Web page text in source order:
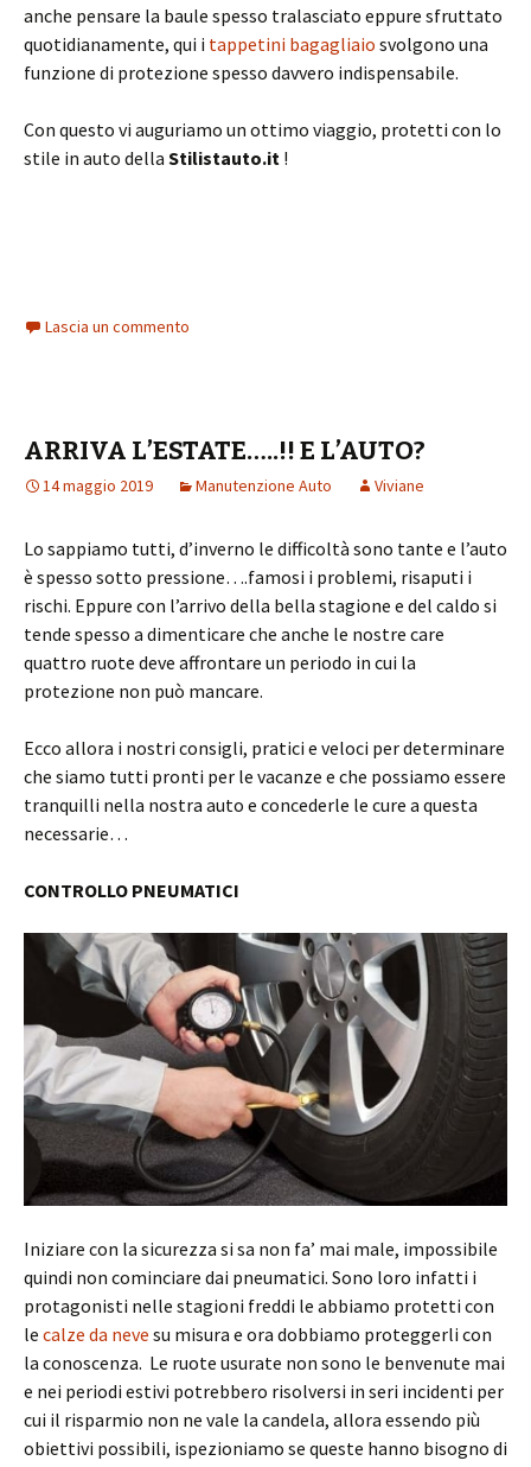
anche pensare la baule spesso tralasciato eppure sfruttato
quotidianamente, qui i tappetini bagagliaio svolgono una
funzione di protezione spesso davvero indispensabile.
Con questo vi auguriamo un ottimo viaggio, protetti con lo
stile in auto della Stilistauto.it !
Lascia un commento
ARRIVA L’ESTATE…..!! E L’AUTO?
14 maggio 2019 Manutenzione Auto Viviane
Lo sappiamo tutti, d’inverno le difficoltà sono tante e l’auto
è spesso sotto pressione….famosi i problemi, risaputi i
rischi. Eppure con l’arrivo della bella stagione e del caldo si
tende spesso a dimenticare che anche le nostre care
quattro ruote deve affrontare un periodo in cui la
protezione non può mancare.
Ecco allora i nostri consigli, pratici e veloci per determinare
che siamo tutti pronti per le vacanze e che possiamo essere
tranquilli nella nostra auto e concederle le cure a questa
necessarie…
CONTROLLO PNEUMATICI
Iniziare con la sicurezza si sa non fa’ mai male, impossibile
quindi non cominciare dai pneumatici. Sono loro infatti i
protagonisti nelle stagioni freddi le abbiamo protetti con
le calze da neve su misura e ora dobbiamo proteggerli con
la conoscenza. Le ruote usurate non sono le benvenute mai
e nei periodi estivi potrebbero risolversi in seri incidenti per
cui il risparmio non ne vale la candela, allora essendo più
obiettivi possibili, ispezioniamo se queste hanno bisogno di